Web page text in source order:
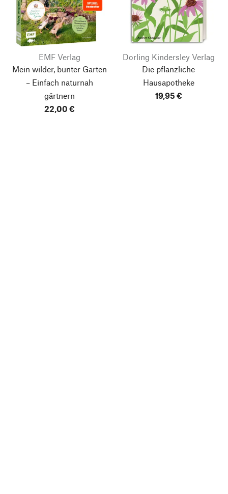
EMF Verlag
Mein wilder, bunter Garten
– Einfach naturnah
gärtnern
22,00 €
Dorling Kindersley Verlag
Die pflanzliche
Hausapotheke
19,95 €